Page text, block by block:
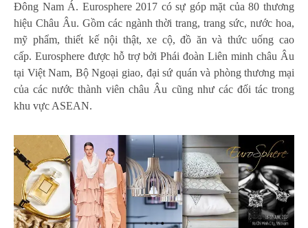
Đông Nam Á. Eurosphere 2017 có sự góp mặt của 80 thương
hiệu Châu Âu. Gồm các ngành thời trang, trang sức, nước hoa,
mỹ phẩm, thiết kế nội thật, xe cộ, đồ ăn và thức uống cao
cấp. Eurosphere được hỗ trợ bởi Phái đoàn Liên minh châu Âu
tại Việt Nam, Bộ Ngoại giao, đại sứ quán và phòng thương mại
của các nước thành viên châu Âu cũng như các đối tác trong
khu vực ASEAN.